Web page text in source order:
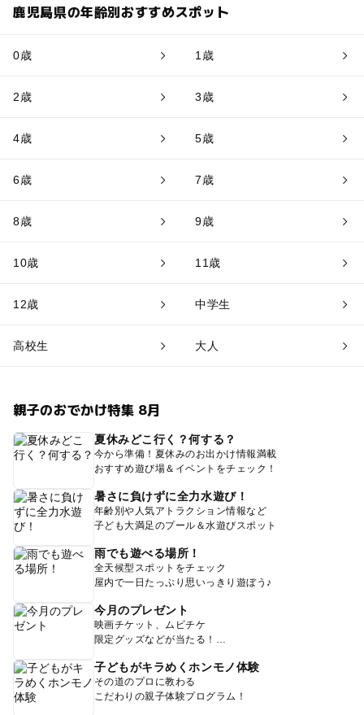
鹿児島県の年齢別おすすめスポット
0歳 1歳
2歳 3歳
4歳 5歳
6歳 7歳
8歳 9歳
10歳 11歳
12歳 中学生
高校生 大人
親子のおでかけ特集 8月
夏休みどこ行く？何する？
今から準備！夏休みのお出かけ情報満載
おすすめ遊び場＆イベントをチェック！
暑さに負けずに全力水遊び！
年齢別や人気アトラクション情報など
子ども大満足のプール＆水遊びスポット
雨でも遊べる場所！
全天候型スポットをチェック
屋内で一日たっぷり思いっきり遊ぼう♪
今月のプレゼント
映画チケット、ムビチケ
限定グッズなどが当たる！
子どもがキラめくホンモノ体験
その道のプロに教わる
こだわりの親子体験プログラム！